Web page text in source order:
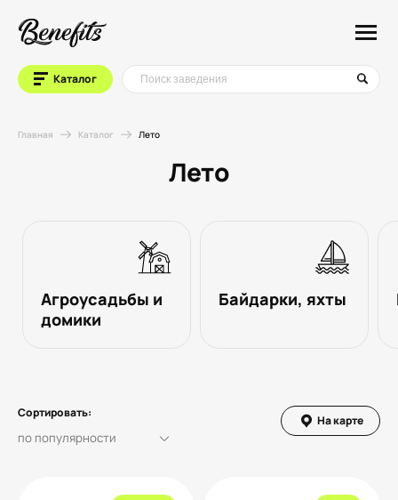
Каталог
Главная Каталог Лето
Лето
Агроусадьбы и
домики
Байдарки, яхты
Сортировать:
На карте